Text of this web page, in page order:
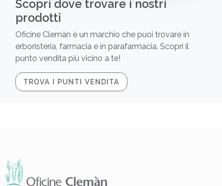
Scopri dove trovare i nostri
prodotti
Oficine Clemàn è un marchio che puoi trovare in
erboristeria, farmacia e in parafarmacia. Scopri il
punto vendita più vicino a te!
TROVA I PUNTI VENDITA